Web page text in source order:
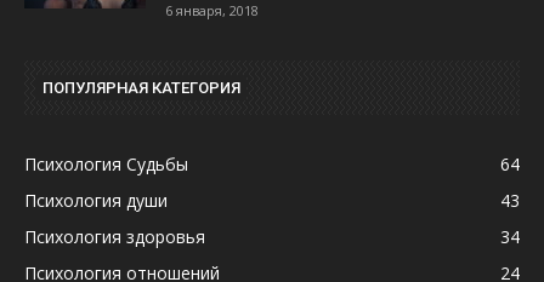
6 января, 2018
ПОПУЛЯРНАЯ КАТЕГОРИЯ
Психология Судьбы
64
Психология души
43
Психология здоровья
34
Психология отношений
24